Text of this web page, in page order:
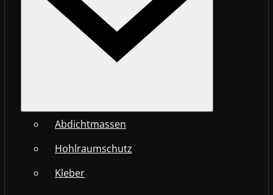
Abdichtmassen
Hohlraumschutz
Kleber